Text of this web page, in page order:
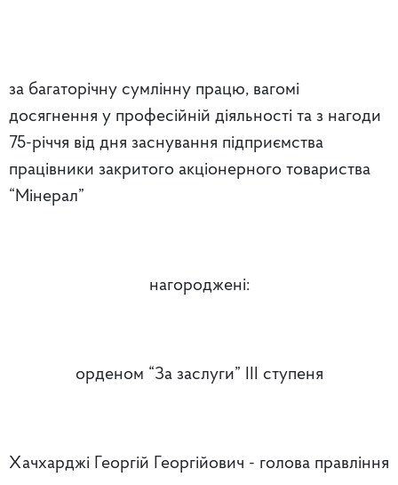
за багаторічну сумлінну працю, вагомі
досягнення у професійній діяльності та з нагоди
75-річчя від дня заснування підприємства
працівники закритого акціонерного товариства
“Мінерал”
нагороджені:
орденом “За заслуги” III ступеня
Хачхарджі Георгій Георгійович - голова правління